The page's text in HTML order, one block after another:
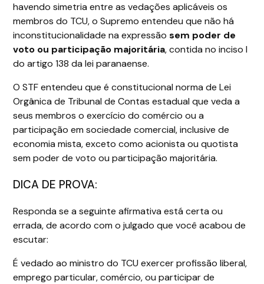
havendo simetria entre as vedações aplicáveis os
membros do TCU, o Supremo entendeu que não há
inconstitucionalidade na expressãosem poder de
voto ou participação majoritária, contida no inciso I
do artigo 138 da lei paranaense.
O STF entendeu que é constitucional norma de Lei
Orgânica de Tribunal de Contas estadual que veda a
seus membros o exercício do comércio ou a
participação em sociedade comercial, inclusive de
economia mista, exceto como acionista ou quotista
sem poder de voto ou participação majoritária.
DICA DE PROVA:
Responda se a seguinte afirmativa está certa ou
errada, de acordo com o julgado que você acabou de
escutar:
É vedado ao ministro do TCU exercer profissão liberal,
emprego particular, comércio, ou participar de